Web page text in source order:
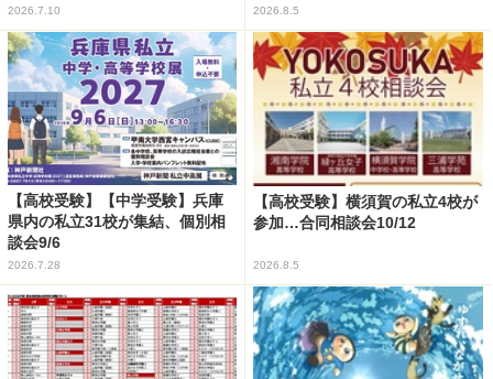
2026.7.10 2026.8.5
【高校受験】【中学受験】兵庫
県内の私立31校が集結、個別相
談会9/6
2026.7.28
【高校受験】横須賀の私立4校が
参加…合同相談会10/12
2026.8.5